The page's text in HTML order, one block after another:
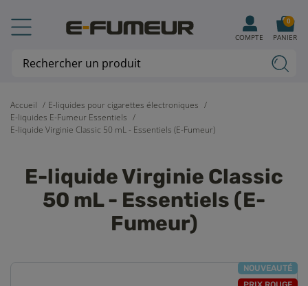
Accueil
E-liquides pour cigarettes électroniques
E-liquides E-Fumeur Essentiels
E-liquide Virginie Classic 50 mL - Essentiels (E-Fumeur)
E-liquide Virginie Classic
50 mL - Essentiels (E-
Fumeur)
NOUVEAUTÉ
COMPTE PANIER
0